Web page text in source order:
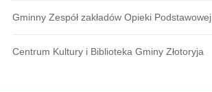
Gminny Zespół zakładów Opieki Podstawowej
Centrum Kultury i Biblioteka Gminy Złotoryja